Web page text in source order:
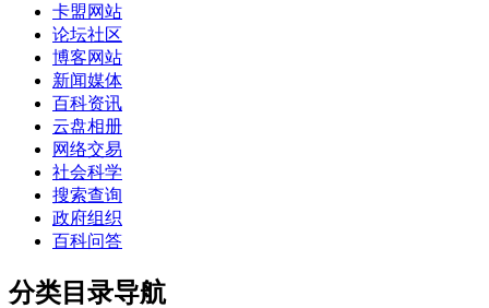
卡盟网站
论坛社区
博客网站
新闻媒体
百科资讯
云盘相册
网络交易
社会科学
搜索查询
政府组织
百科问答
分类目录导航